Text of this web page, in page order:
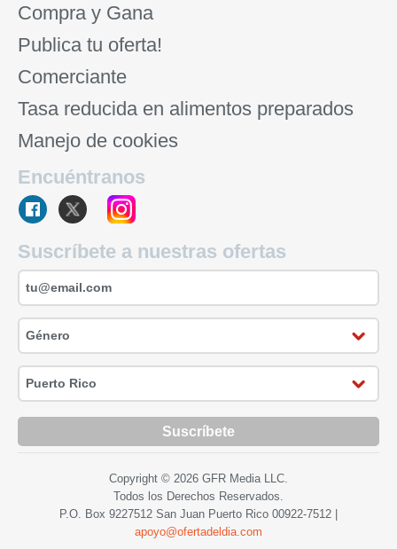
Compra y Gana
Publica tu oferta!
Comerciante
Tasa reducida en alimentos preparados
Manejo de cookies
Encuéntranos
Suscríbete a nuestras ofertas
Suscríbete
Copyright © 2026 GFR Media LLC.
Todos los Derechos Reservados.
P.O. Box 9227512 San Juan Puerto Rico 00922-7512 |
apoyo@ofertadeldia.com